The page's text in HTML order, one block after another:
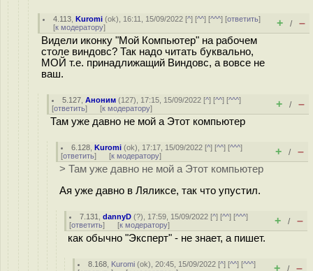
4.113 ,Kuromi (ok), 16:11, 15/09/2022 [^] [^^] [^^^] [ответить]
[к модератору] + / –
Видели иконку "Мой Компьютер" на рабочем
столе виндовс? Так надо читать буквально,
МОЙ т.е. принадлижащий Виндовс, а вовсе не
ваш.
5.127 ,Аноним (127), 17:15, 15/09/2022 [^] [^^] [^^^]
[ответить] [к модератору] + / –
Там уже давно не мой а Этот компьютер
6.128 ,Kuromi (ok), 17:17, 15/09/2022 [^] [^^] [^^^]
[ответить] [к модератору] + / –
> Там уже давно не мой а Этот компьютер
Ая уже давно в Ляликсе, так что упустил.
7.131 ,dannyD (?), 17:59, 15/09/2022 [^] [^^] [^^^]
[ответить] [к модератору] + / –
как обычно "Эксперт" - не знает, а пишет.
8.168 Kuromi (ok), 20:45, 15/09/2022 [^] [^^] [^^^]
+ / –